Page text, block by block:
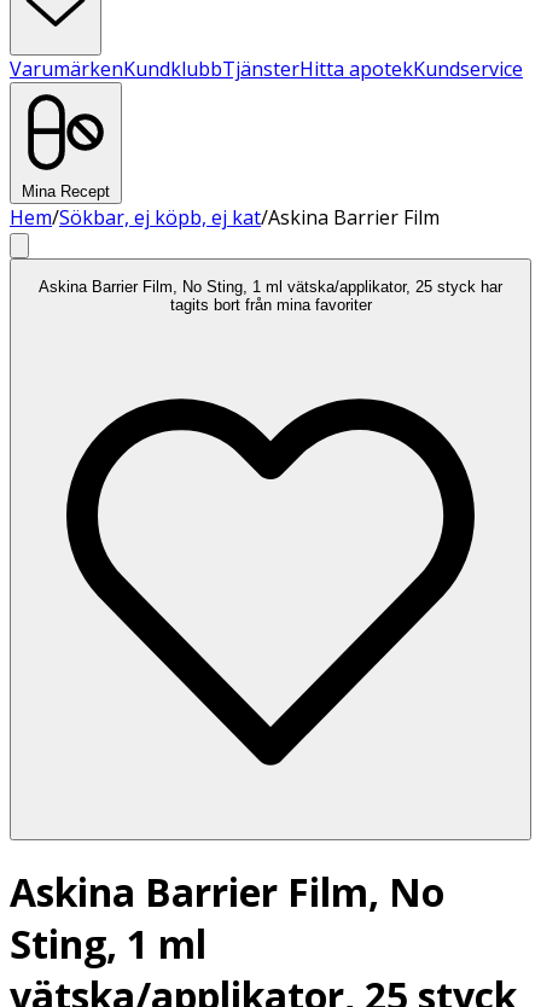
VarumärkenKundklubbTjänsterHitta apotekKundservice
Mina Recept
Hem/Sökbar, ej köpb, ej kat/Askina Barrier Film
Askina Barrier Film, No Sting, 1 ml vätska/applikator, 25 styck har
tagits bort från mina favoriter
Askina Barrier Film, No
Sting, 1 ml
vätska/applikator, 25 styck